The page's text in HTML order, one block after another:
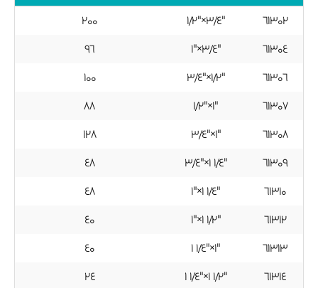
٦۱۳۰۲
۱/۲"×۳/٤"
۲۰۰
٦۱۳۰٤
۱"×۳/٤"
۹٦
٦۱۳۰٦
۳/٤"×۱/۲"
۱۰۰
٦۱۳۰۷
۱/۲"×۱"
۸۸
٦۱۳۰۸
۳/٤"×۱"
۱۲۸
٦۱۳۰۹
۳/٤"×۱ ۱/٤"
٤۸
٦۱۳۱۰
۱"×۱ ۱/٤"
٤۸
٦۱۳۱۲
۱"×۱ ۱/۲"
٤۰
٦۱۳۱۳
۱ ۱/٤"×۱"
٤۰
٦۱۳۱٤
۱ ۱/٤"×۱ ۱/۲"
۲٤